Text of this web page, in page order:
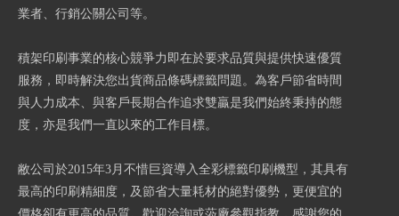
業者、行銷公關公司等。
積架印刷事業的核心競爭力即在於要求品質與提供快速優質
服務，即時解決您出貨商品條碼標籤問題。為客戶節省時間
與人力成本、與客戶長期合作追求雙贏是我們始終秉持的態
度，亦是我們一直以來的工作目標。
敝公司於2015年3月不惜巨資導入全彩標籤印刷機型，其具有
最高的印刷精細度，及節省大量耗材的絕對優勢，更便宜的